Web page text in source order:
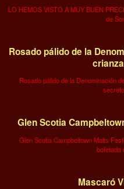
LO HEMOS VISTO A MUY BUEN
de
Rosado pálido de la
Rosado pálido de la Denominación
Glen Scotia
Glen Scotia Campbeltown Malts
bofetada
Mascaró